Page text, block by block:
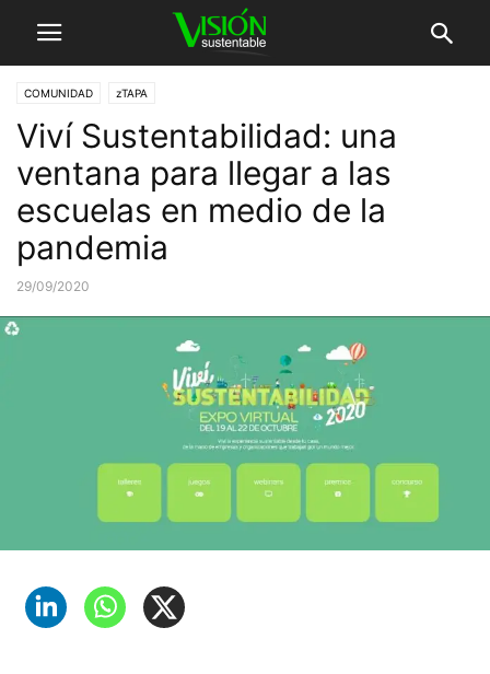
COMUNIDAD zTAPA
Viví Sustentabilidad: una
ventana para llegar a las
escuelas en medio de la
pandemia
29/09/2020